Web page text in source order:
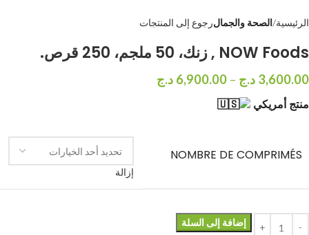
الرئيسية الصحة والجمالرجوع إلى المنتجات
NOW Foods , زنك، 50 ملجم، 250 قرص.
3,600.00 د.ج –
6,900.00 د.ج
منتج أمريكي
NOMBRE DE COMPRIMÉS
إزالة
إضافة إلى السلة